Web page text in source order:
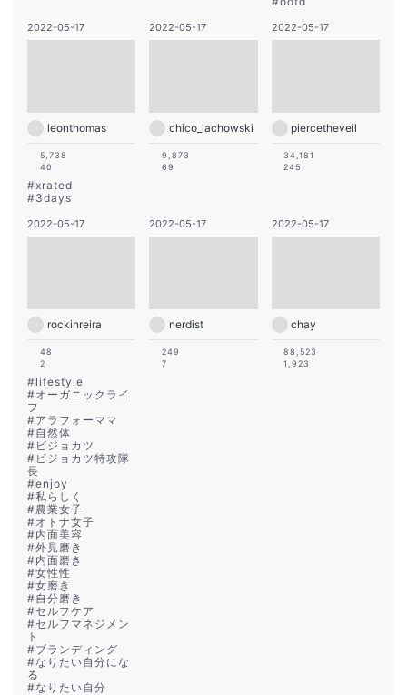
2022-05-17
leonthomas
5,738
40
#xrated
#3days
2022-05-17
chico_lachowski
9,873
69
2022-05-17
piercetheveil
34,181
245
2022-05-17
rockinreira
48
2
#lifestyle
#オーガニックライ
フ
#アラフォーママ
#自然体
# ビジョカツ
# ビジョカツ特攻隊
長
#enjoy
#私らしく
#農業女子
#オトナ女子
#内面美容
#外見磨き
#内面磨き
#女性性
#女磨き
#自分磨き
#セルフケア
#セルフマネジメン
ト
#ブランディング
#なりたい自分にな
る
#なりたい自分
2022-05-17
nerdist
249
7
2022-05-17
chay
88,523
1,923